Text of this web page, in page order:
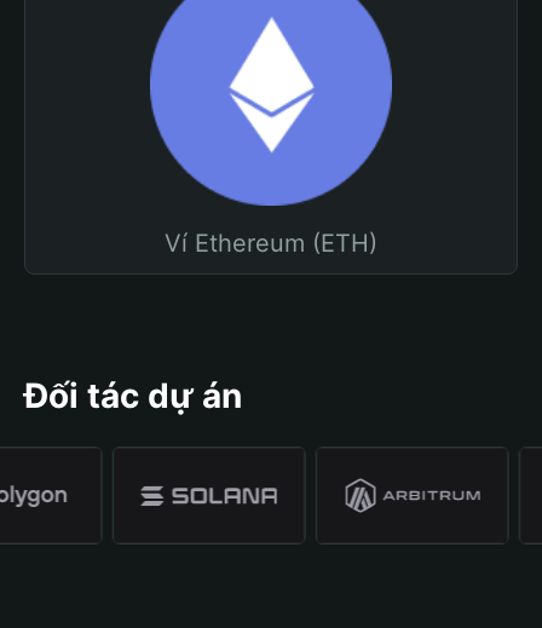
Ví Ethereum (ETH)
Đối tác dự án